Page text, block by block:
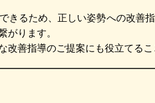
きるため、正しい姿勢への改善
がります。
善指導のご提案にも役立てる